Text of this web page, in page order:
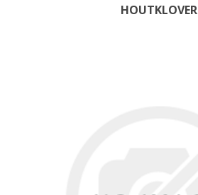
HOUTKLOVER